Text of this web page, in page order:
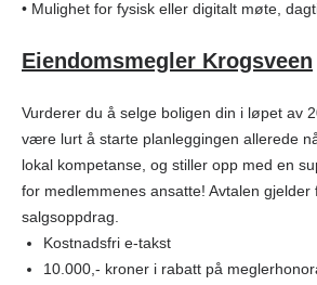
• Mulighet for fysisk eller digitalt møte,
Eiendomsmegler Krogsveen
Vurderer du å selge boligen din i løpet av
være lurt å starte planleggingen allerede
lokal kompetanse, og stiller opp med en
for medlemmenes ansatte! Avtalen
salgsoppdrag.
Kostnadsfri e-takst
10.000,- kroner i rabatt på